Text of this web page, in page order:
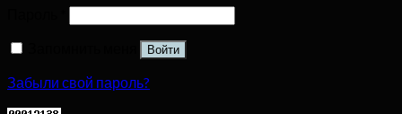
Войти
Забыли свой пароль?